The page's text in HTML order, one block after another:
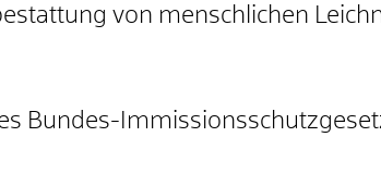
von menschlichen
Bundes-